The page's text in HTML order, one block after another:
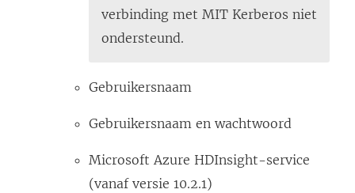
verbinding met MIT Kerberos niet
ondersteund.
Gebruikersnaam
Gebruikersnaam en wachtwoord
Microsoft Azure HDInsight-service
(vanaf versie 10.2.1)